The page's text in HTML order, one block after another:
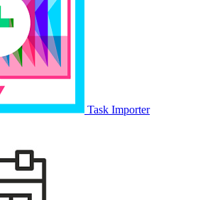
Task Importer